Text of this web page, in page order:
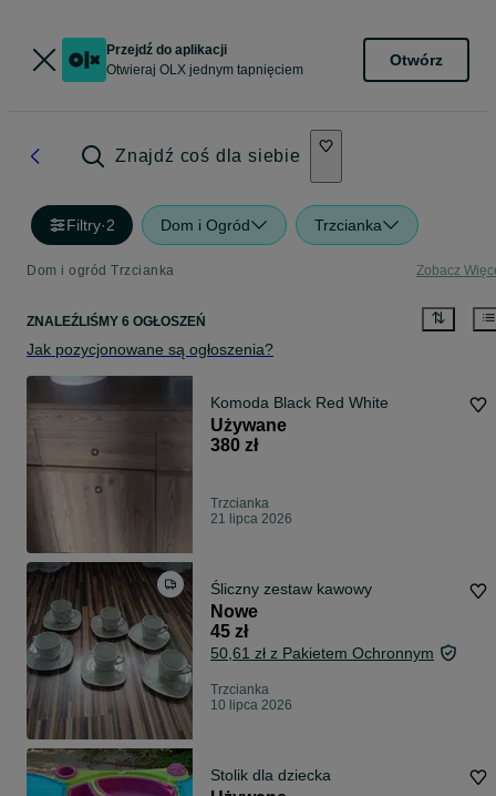
Przejdź do aplikacji
Otwieraj OLX jednym tapnięciem
Otwórz
Znajdź coś dla siebie
Filtry·2 Dom i Ogród Trzcianka
Dom i ogród Trzcianka Zobacz
ZNALEŹLIŚMY 6 OGŁOSZEŃ
Jak pozycjonowane są ogłoszenia?
Komoda Black Red White
Używane
380 zł
Trzcianka
21 lipca 2026
Śliczny zestaw kawowy
Nowe
45 zł
50,61 zł z Pakietem Ochronnym
Trzcianka
10 lipca 2026
Stolik dla dziecka